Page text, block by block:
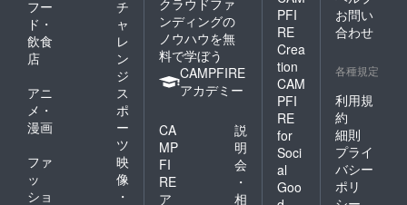
メッ
セージ
機能よ
い合わ
さい。
フー
ド・
飲食
店
チ
ャ
レ
ン
ジ
アニ
メ・
漫画
ス
ポ
ー
ツ
ファ
ッ
ショ
映
像
・
ンディングの
ノウハウを無
料で学ぼう
CAMPFIRE
アカデミー
CA
MP
FI
RE
ア
説
明
会
・
相
PFI
RE
Crea
tion
CAM
PFI
RE
for
Soci
al
Goo
お問い
合わせ
各種規定
利用規
約
細則
プライ
バシー
ポリ